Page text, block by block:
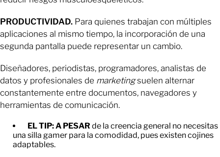
PRODUCTIVIDAD. Para quienes trabajan con múltiples
aplicaciones al mismo tiempo, la incorporación de una
segunda pantalla puede representar un cambio.
Diseñadores, periodistas, programadores, analistas de
datos y profesionales de marketingsuelen alternar
constantemente entre documentos, navegadores y
herramientas de comunicación.
EL TIP: A PESAR de la creencia general no necesitas
una silla gamer para la comodidad, pues existen cojines
adaptables.